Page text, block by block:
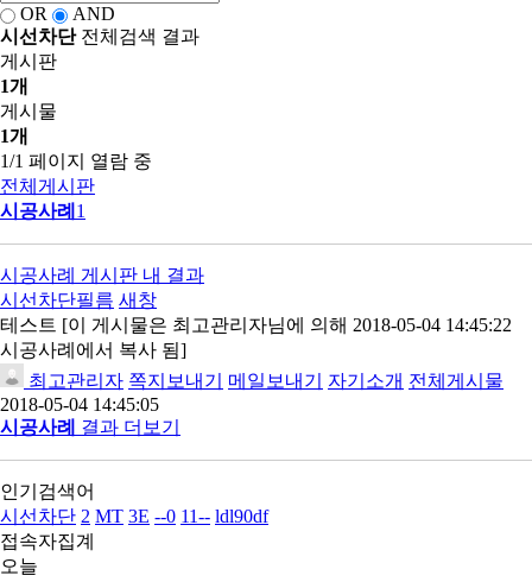
OR
AND
시선차단전체검색 결과
게시판
1개
게시물
1개
1/1 페이지 열람 중
전체게시판
시공사례 1
시공사례 게시판 내 결과
시선차단필름 새창
테스트 [이 게시물은 최고관리자님에 의해 2018-05-04 14:45:22
시공사례에서 복사 됨]
최고관리자 쪽지보내기 메일보내기 자기소개 전체게시물
2018-05-04 14:45:05
시공사례
결과 더보기
인기검색어
시선차단 2 MT 3E --0 11-- ldl90df
접속자집계
오늘